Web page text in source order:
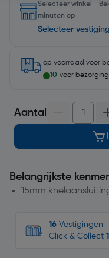
Selecteer winkel -
minuten op
Selecteer vestiging
op voorraad voor
10 voor bezorging
Aantal
Belangrijkste
15mm
16 Vestigingen
Click & Collect